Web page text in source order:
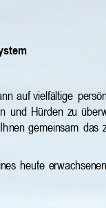
auf vielfältige
und Hürden zu üb
Ihnen gemeinsam das
heute erwachsenen